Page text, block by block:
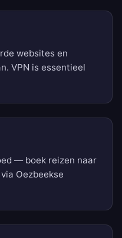
websites en
VPN is essentieel
— boek reizen naar
Oezbeekse